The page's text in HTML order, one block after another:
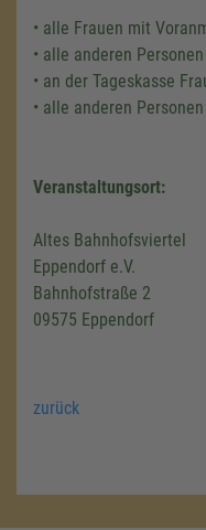
• alle Frauen mit
• alle anderen
• an der Tageskasse
• alle anderen
Veranstaltungsort:
Altes Bahnhofsviertel
Eppendorf e.V.
Bahnhofstraße 2
09575 Eppendorf
zurück